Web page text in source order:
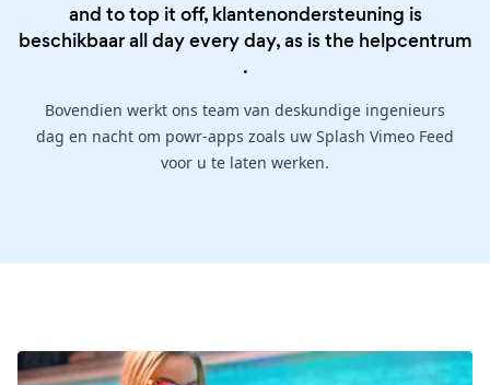
and to top it off, klantenondersteuning is
beschikbaar all day every day, as is the helpcentrum
.
Bovendien werkt ons team van deskundige ingenieurs
dag en nacht om powr-apps zoals uw Splash Vimeo Feed
voor u te laten werken.